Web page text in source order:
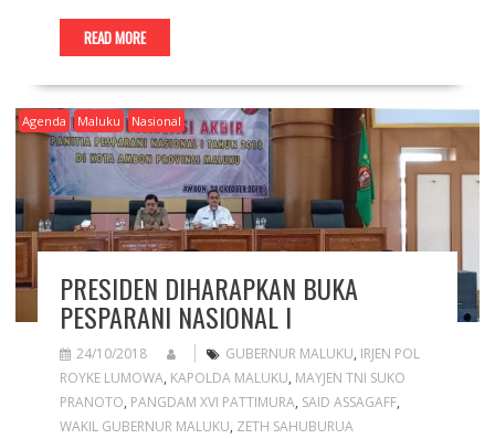
READ MORE
Agenda Maluku Nasional
PRESIDEN DIHARAPKAN BUKA
PESPARANI NASIONAL I
24/10/2018 GUBERNUR MALUKU, IRJEN POL
ROYKE LUMOWA, KAPOLDA MALUKU, MAYJEN TNI SUKO
PRANOTO, PANGDAM XVI PATTIMURA, SAID ASSAGAFF,
WAKIL GUBERNUR MALUKU, ZETH SAHUBURUA